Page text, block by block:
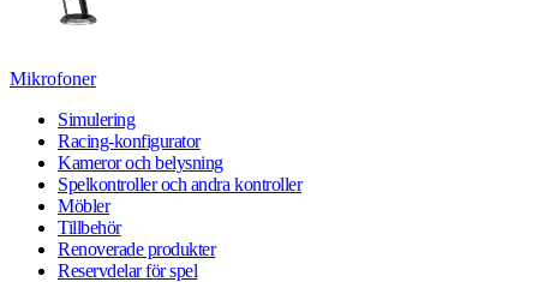
Mikrofoner
Simulering
Racing-konfigurator
Kameror och belysning
Spelkontroller och andra kontroller
Möbler
Tillbehör
Renoverade produkter
Reservdelar för spel